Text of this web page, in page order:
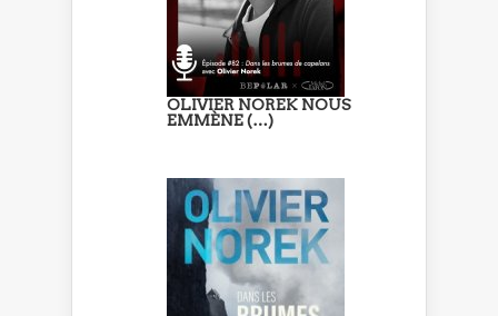
OLIVIER NOREK NOUS
EMMÈNE (…)